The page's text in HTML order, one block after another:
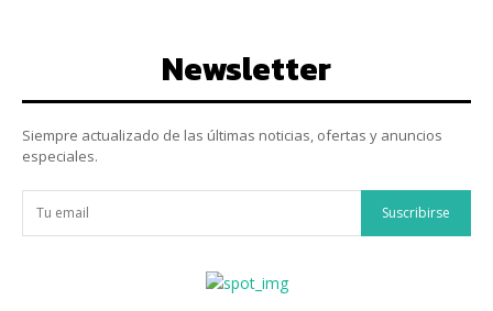
Newsletter
Siempre actualizado de las últimas noticias, ofertas y anuncios
especiales.
Suscribirse